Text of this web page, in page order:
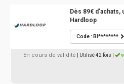
Dès 89€
Hardloop
Code : BI********
En cours de validité | Utilisé 42 fois